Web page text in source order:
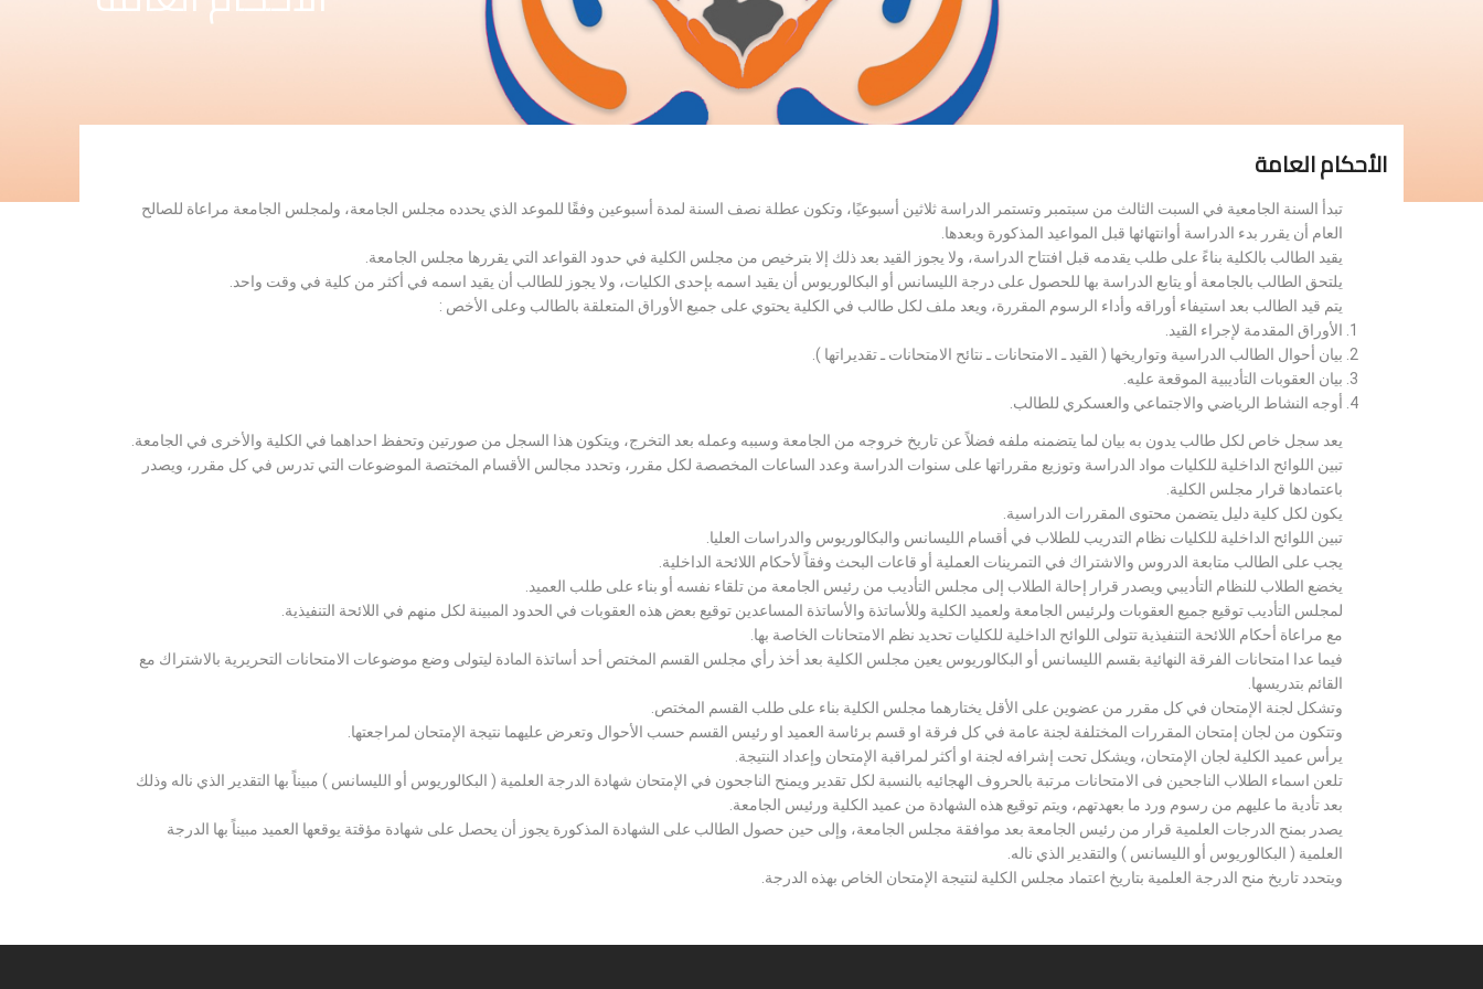
الأحكام العامة
تبدأ السنة الجامعية في السبت الثالث من سبتمبر وتستمر الدراسة ثلاثين أسبوعيًا، وتكون عطلة نصف السنة لمدة أسبوعين وفقًا للموعد الذي يحدده مجلس الجامعة، ولمجلس الجامعة مراعاة للصالح
العام أن يقرر بدء الدراسة أوانتهائها قبل المواعيد المذكورة وبعدها.
يقيد الطالب بالكلية بناءً على طلب يقدمه قبل افتتاح الدراسة، ولا يجوز القيد بعد ذلك إلا بترخيص من مجلس الكلية في حدود القواعد التي يقررها مجلس الجامعة.
يلتحق الطالب بالجامعة أو يتابع الدراسة بها للحصول على درجة الليسانس أو البكالوريوس أن يقيد اسمه بإحدى الكليات، ولا يجوز للطالب أن يقيد اسمه في أكثر من كلية في وقت واحد.
يتم قيد الطالب بعد استيفاء أوراقه وأداء الرسوم المقررة، ويعد ملف لكل طالب في الكلية يحتوي على جميع الأوراق المتعلقة بالطالب وعلى الأخص :
الأوراق المقدمة لإجراء القيد.
بيان أحوال الطالب الدراسية وتواريخها ( القيد ـ الامتحانات ـ نتائح الامتحانات ـ تقديراتها ).
بيان العقوبات التأديبية الموقعة عليه.
أوجه النشاط الرياضي والاجتماعي والعسكري للطالب.
يعد سجل خاص لكل طالب يدون به بيان لما يتضمنه ملفه فضلاً عن تاريخ خروجه من الجامعة وسببه وعمله بعد التخرج، ويتكون هذا السجل من صورتين وتحفظ احداهما في الكلية والأخرى في الجامعة.
تبين اللوائح الداخلية للكليات مواد الدراسة وتوزيع مقرراتها على سنوات الدراسة وعدد الساعات المخصصة لكل مقرر، وتحدد مجالس الأقسام المختصة الموضوعات التي تدرس في كل مقرر، ويصدر
باعتمادها قرار مجلس الكلية.
يكون لكل كلية دليل يتضمن محتوى المقررات الدراسية.
تبين اللوائح الداخلية للكليات نظام التدريب للطلاب في أقسام الليسانس والبكالوريوس والدراسات العليا.
يجب على الطالب متابعة الدروس والاشتراك في التمرينات العملية أو قاعات البحث وفقاً لأحكام اللائحة الداخلية.
يخضع الطلاب للنظام التأديبي ويصدر قرار إحالة الطلاب إلى مجلس التأديب من رئيس الجامعة من تلقاء نفسه أو بناء على طلب العميد.
لمجلس التأديب توقيع جميع العقوبات ولرئيس الجامعة ولعميد الكلية وللأساتذة والأساتذة المساعدين توقيع بعض هذه العقوبات في الحدود المبينة لكل منهم في اللائحة التنفيذية.
مع مراعاة أحكام اللائحة التنفيذية تتولى اللوائح الداخلية للكليات تحديد نظم الامتحانات الخاصة بها.
فيما عدا امتحانات الفرقة النهائية بقسم الليسانس أو البكالوريوس يعين مجلس الكلية بعد أخذ رأي مجلس القسم المختص أحد أساتذة المادة ليتولى وضع موضوعات الامتحانات التحريرية بالاشتراك مع
القائم بتدريسها.
وتشكل لجنة الإمتحان في كل مقرر من عضوين على الأقل يختارهما مجلس الكلية بناء على طلب القسم المختص.
وتتكون من لجان إمتحان المقررات المختلفة لجنة عامة في كل فرقة او قسم برئاسة العميد او رئيس القسم حسب الأحوال وتعرض عليهما نتيجة الإمتحان لمراجعتها.
يرأس عميد الكلية لجان الإمتحان، ويشكل تحت إشرافه لجنة او أكثر لمراقبة الإمتحان وإعداد النتيجة.
تلعن اسماء الطلاب الناجحين فى الامتحانات مرتبة بالحروف الهجائيه بالنسبة لكل تقدير ويمنح الناجحون في الإمتحان شهادة الدرجة العلمية ( البكالوريوس أو الليسانس ) مبيناً بها التقدير الذي ناله وذلك
بعد تأدية ما عليهم من رسوم ورد ما بعهدتهم، ويتم توقيع هذه الشهادة من عميد الكلية ورئيس الجامعة.
يصدر بمنح الدرجات العلمية قرار من رئيس الجامعة بعد موافقة مجلس الجامعة، وإلى حين حصول الطالب على الشهادة المذكورة يجوز أن يحصل على شهادة مؤقتة يوقعها العميد مبيناً بها الدرجة
العلمية ( البكالوريوس أو الليسانس ) والتقدير الذي ناله.
ويتحدد تاريخ منح الدرجة العلمية بتاريخ اعتماد مجلس الكلية لنتيجة الإمتحان الخاص بهذه الدرجة.